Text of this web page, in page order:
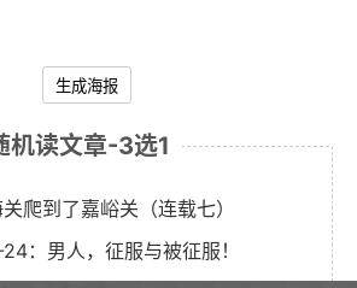
生成海报
机读文章-3选1
爬到了嘉峪关（连载七）
：男人，征服与被征服！